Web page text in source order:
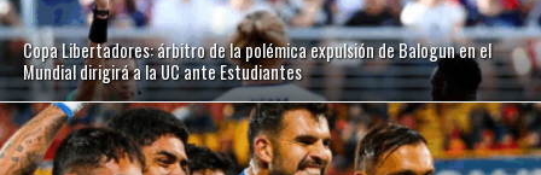
Copa Libertadores: árbitro de la polémica expulsión de Balogun en el
Mundial dirigirá a la UC ante Estudiantes